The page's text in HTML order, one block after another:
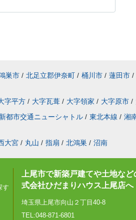
巣市 / 北足立郡伊奈町 / 桶川市 / 蓮田市 /
字平方 / 大字瓦葺 / 大字領家 / 大字原市 /
都市交通ニューシャトル / 東北本線 / 湘
大宮 / 丸山 / 指扇 / 北鴻巣 / 沼南
す
上尾市で新築戸建てや土地な
式会社ひだまりハウス上尾店へ
埼玉県上尾市向山２丁目40-8
TEL:048-871-6801